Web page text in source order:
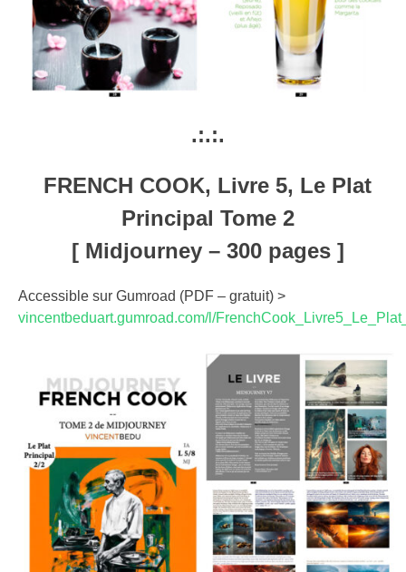
.:.:.
FRENCH COOK, Livre 5, Le Plat
Principal Tome 2
[ Midjourney – 300 pages ]
Accessible sur Gumroad (PDF – gratuit) >
vincentbeduart.gumroad.com/l/